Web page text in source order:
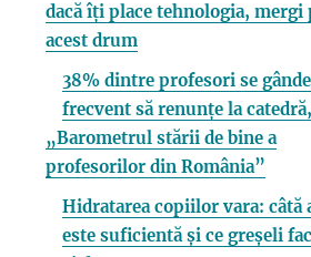
dacă îți place tehnologia, mergi
acest drum
38% dintre profesori se
frecvent să renunțe la
„Barometrul stării de bine a
profesorilor din România”
Hidratarea copiilor vara: câtă
este suficientă și ce greșeli